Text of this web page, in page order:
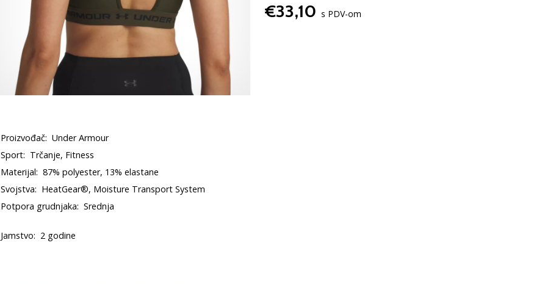
€33,10 s PDV-om
Proizvođač: Under Armour
Sport: Trčanje, Fitness
Materijal: 87% polyester, 13% elastane
Svojstva: HeatGear®, Moisture Transport System
Potpora grudnjaka: Srednja
Jamstvo: 2 godine